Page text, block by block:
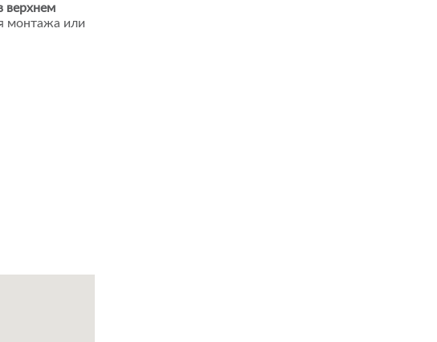
верхнем
монтажа или